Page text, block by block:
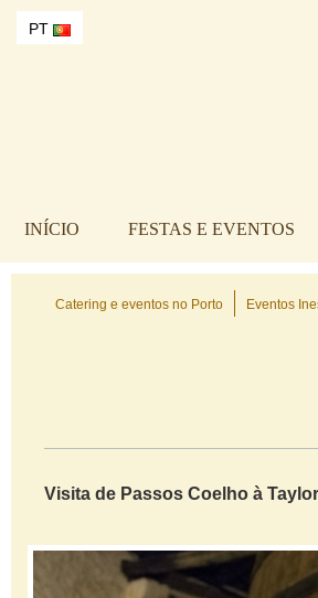
PT
INÍCIO FESTAS E EVENTOS
Catering e eventos no Porto Eventos
Visita de Passos Coelho à